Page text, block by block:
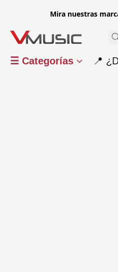
Mira nuestras
☰ Categorías 📍